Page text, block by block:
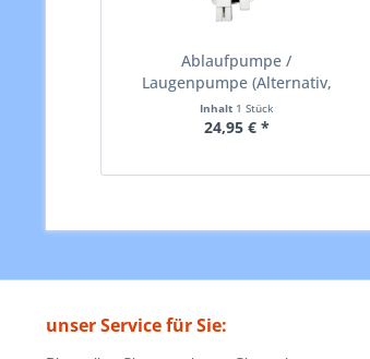
Ablaufpumpe /
Laugenpumpe (Alternativ,
passend...
Inhalt 1 Stück
24,95 € *
unser Service für Sie: